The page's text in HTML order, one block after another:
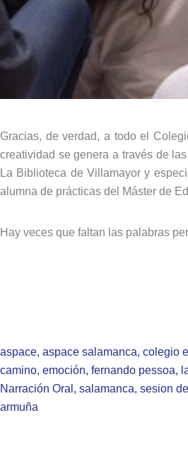
Gracias, de verdad, a todo el
creatividad se genera a través de
La Biblioteca de Villamayor y
alumna de prácticas del Máster de
Hay veces que faltan las palabras
aspace, aspace salamanca, colegio
camino, emoción, fernando pessoa,
Narración Oral , salamanca, sesion
armuña